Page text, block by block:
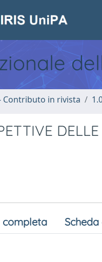
Contributo in rivista
completa